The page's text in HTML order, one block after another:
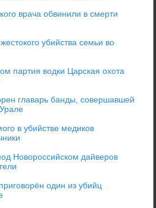
врача обвинили в смерти
убийства семьи во
партия водки Царская охота
главарь банды, совершавшей
в убийстве медиков
Новороссийском дайверов
один из убийц